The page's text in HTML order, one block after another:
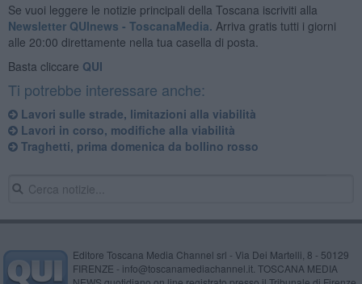
Se vuoi leggere le notizie principali della Toscana iscriviti alla
Newsletter QUInews - ToscanaMedia. Arriva gratis tutti i giorni
alle 20:00 direttamente nella tua casella di posta.
Basta cliccare QUI
Ti potrebbe interessare anche:
Lavori sulle strade, limitazioni alla viabilità
Lavori in corso, modifiche alla viabilità
Traghetti, prima domenica da bollino rosso
Editore Toscana Media Channel srl - Via Dei Martelli, 8 - 50129
FIRENZE - info@toscanamediachannel.it. TOSCANA MEDIA